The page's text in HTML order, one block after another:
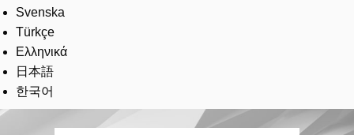
Svenska
Türkçe
Ελληνικά
日本語
한국어